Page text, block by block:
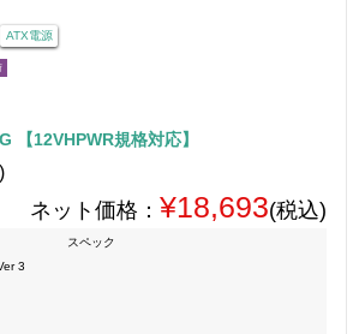
ATX電源
【12VHPWR規格対応】
)
ネット価格： ¥18,693(税込)
スペック
3